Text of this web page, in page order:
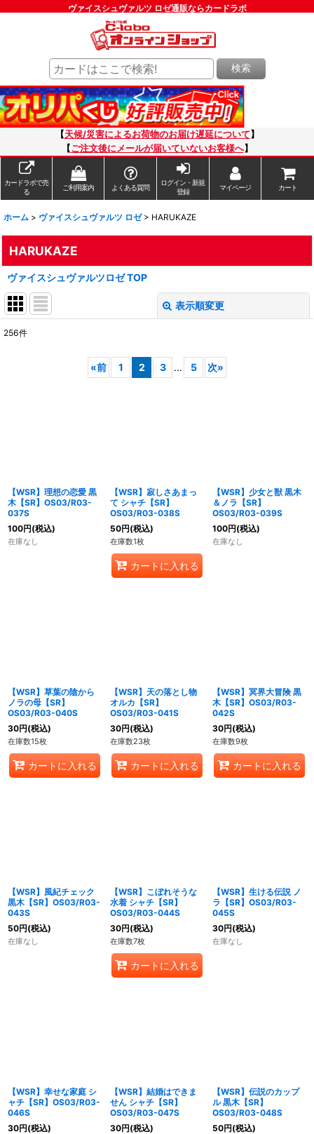
ヴァイスシュヴァルツ ロゼ通販ならカードラボ
検索
【天候/災害によるお荷物のお届け遅延について 】
【ご注文後にメールが届いていないお客様へ】
カードラボで売
る
ご利用案内 よくある質問
ログイン・新規
登録
マイページ カート
ホーム > ヴァイスシュヴァルツ ロゼ > HARUKAZE
HARUKAZE
ヴァイスシュヴァルツロゼ TOP
表示順変更
256件
«前 1 2 3 ... 5 次»
【WSR】理想の恋愛 黒
木【SR】OS03/R03-
037S
100円(税込)
在庫なし
【WSR】寂しさあまっ
て シャチ【SR】
OS03/R03-038S
50円(税込)
在庫数1枚
カートに入れる
【WSR】少女と獣 黒木
＆ノラ【SR】
OS03/R03-039S
100円(税込)
在庫なし
【WSR】草葉の陰から
ノラの母【SR】
OS03/R03-040S
30円(税込)
在庫数15枚
カートに入れる
【WSR】天の落とし物
オルカ【SR】
OS03/R03-041S
30円(税込)
在庫数23枚
カートに入れる
【WSR】冥界大冒険 黒
木【SR】OS03/R03-
042S
30円(税込)
在庫数9枚
カートに入れる
【WSR】風紀チェック
黒木【SR】OS03/R03-
043S
50円(税込)
在庫なし
【WSR】こぼれそうな
水着 シャチ【SR】
OS03/R03-044S
30円(税込)
在庫数7枚
カートに入れる
【WSR】生ける伝説 ノ
ラ【SR】OS03/R03-
045S
30円(税込)
在庫なし
【WSR】幸せな家庭 シ
ャチ【SR】OS03/R03-
046S
30円(税込)
【WSR】結婚はできま
せん シャチ【SR】
OS03/R03-047S
30円(税込)
【WSR】伝説のカップ
ル 黒木【SR】
OS03/R03-048S
50円(税込)